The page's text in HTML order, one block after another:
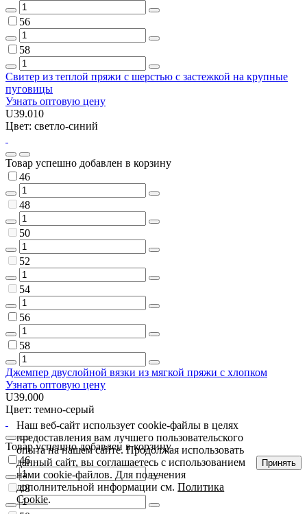
56
58
Свитер из теплой пряжи с шерстью с застежкой на крупные
пуговицы
Узнать оптовую цену
U39.010
Цвет: светло-синий
Товар успешно добавлен в корзину
46
48
50
52
54
56
58
Джемпер двуслойной вязки из мягкой пряжи с хлопком
Узнать оптовую цену
U39.000
Цвет: темно-серый
Товар успешно добавлен в корзину
46
48
Наш веб-сайт использует cookie-файлы в целях
предоставления вам лучшего пользовательского
опыта на нашем сайте. Продолжая использовать
данный сайт, вы соглашаетесь с использованием
нами cookie-файлов. Для получения
дополнительной информации см.Политика
Cookie.
Принять